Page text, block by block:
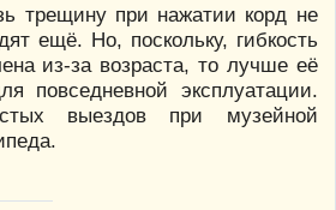
трещину при нажатии корд не
ещё. Но, поскольку, гибкость
из-за возраста, то лучше её
повседневной эксплуатации.
выездов при музейной